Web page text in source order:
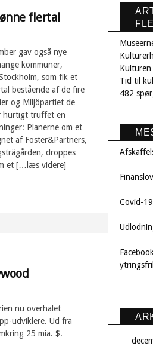
flertal
gav også nye
kommuner,
som fik et
bestående af de fire
og Miljöpartiet de
hurtigt truffet en
Planerne om et
af Foster&Partners,
droppes
et […læs videre]
nu overhalet
udviklere. Ud fra
25 mia. $.
Kulturen
Tid til
482
Covid-